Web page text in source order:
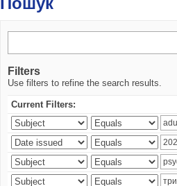
Filters
Use filters to refine the search results.
Current Filters: